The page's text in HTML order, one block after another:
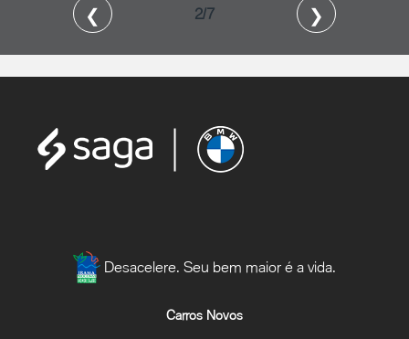
❮ 2/7 ❯
Desacelere. Seu bem maior é a vida.
Carros Novos